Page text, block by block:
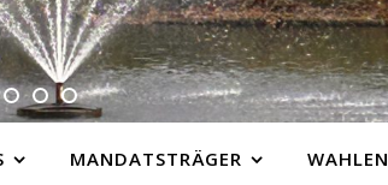
MANDATSTRÄGER WAHLEN